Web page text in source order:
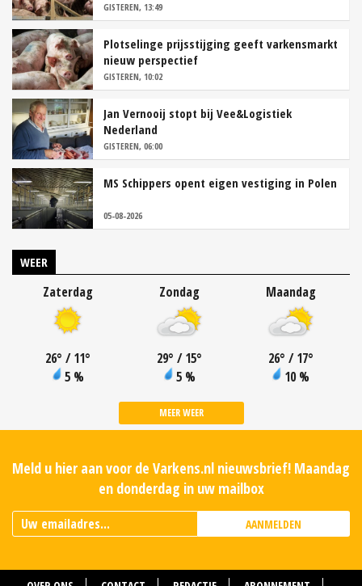
GISTEREN, 13:49
Plotselinge prijsstijging geeft varkensmarkt
nieuw perspectief
GISTEREN, 10:02
Jan Vernooij stopt bij Vee&Logistiek
Nederland
GISTEREN, 06:00
MS Schippers opent eigen vestiging in Polen
05-08-2026
WEER
Zaterdag
26° / 11°
5 %
Zondag
29° / 15°
5 %
Maandag
26° / 17°
10 %
MEER WEER
Meld u hier aan voor de Varkens.nl nieuwsbrief! Maandag
en donderdag in uw mailbox
AANMELDEN